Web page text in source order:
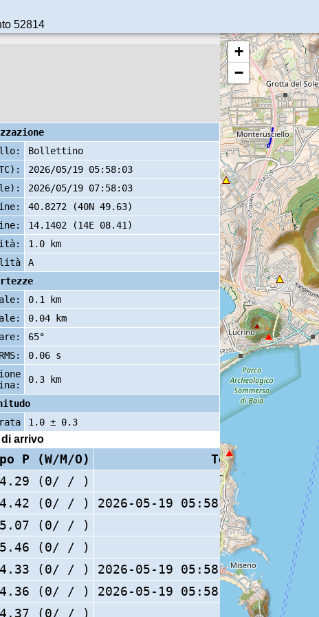
52814
Bollettino
2026/05/19 05:58:03
2026/05/19 07:58:03
40.8272 (40N 49.63)
14.1402 (14E 08.41)
1.0 km
A
0.1 km
0.04 km
65°
RMS:
0.06 s
0.3 km
1.0 ± 0.3
di arrivo
P (W/M/O) Tempo S (W/M/O)
(0/ / )
(0/ / )
2026-05-19 05:58:05.06 (0/ / )
(0/ / )
(0/ / )
(0/ / )
2026-05-19 05:58:04.93 (0/ / )
(0/ / ) 2026-05-19 05:58:04.94 (0/ / )
(0/ / )
+
−